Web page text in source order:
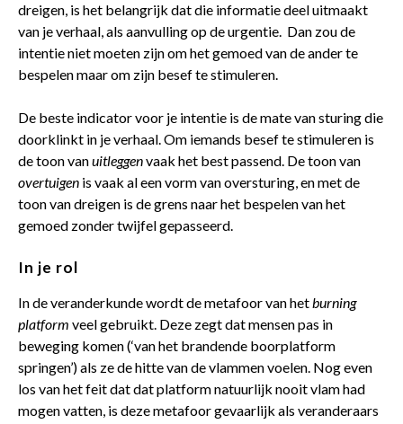
dreigen, is het belangrijk dat die informatie deel uitmaakt
van je verhaal, als aanvulling op de urgentie. Dan zou de
intentie niet moeten zijn om het gemoed van de ander te
bespelen maar om zijn besef te stimuleren.
De beste indicator voor je intentie is de mate van sturing die
doorklinkt in je verhaal. Om iemands besef te stimuleren is
de toon vanuitleggenvaak het best passend. De toon van
overtuigen is vaak al een vorm van oversturing, en met de
toon van dreigen is de grens naar het bespelen van het
gemoed zonder twijfel gepasseerd.
In je rol
In de veranderkunde wordt de metafoor van hetburning
platform veel gebruikt. Deze zegt dat mensen pas in
beweging komen (‘van het brandende boorplatform
springen’) als ze de hitte van de vlammen voelen. Nog even
los van het feit dat dat platform natuurlijk nooit vlam had
mogen vatten, is deze metafoor gevaarlijk als veranderaars